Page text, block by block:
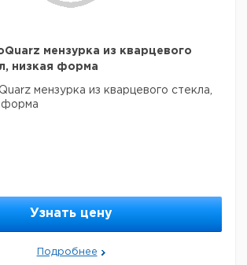
мензурка из кварцевого
низкая форма
мензурка из кварцевого стекла,
форма
Узнать цену
Подробнее